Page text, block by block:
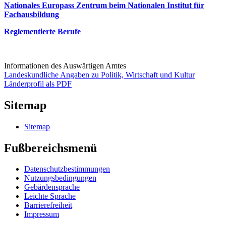
Nationales Europass Zentrum beim Nationalen Institut für
Fachausbildung
Reglementierte Berufe
Informationen des Auswärtigen Amtes
Landeskundliche Angaben zu Politik, Wirtschaft und Kultur
Länderprofil als PDF
Sitemap
Sitemap
Fußbereichsmenü
Datenschutzbestimmungen
Nutzungsbedingungen
Gebärdensprache
Leichte Sprache
Barrierefreiheit
Impressum